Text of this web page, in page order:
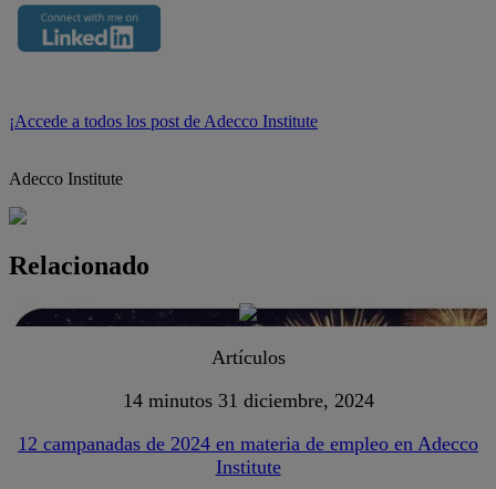
¡Accede a todos los post de Adecco Institute
Adecco Institute
Relacionado
Artículos
14 minutos 31 diciembre, 2024
12 campanadas de 2024 en materia de empleo en Adecco
Institute